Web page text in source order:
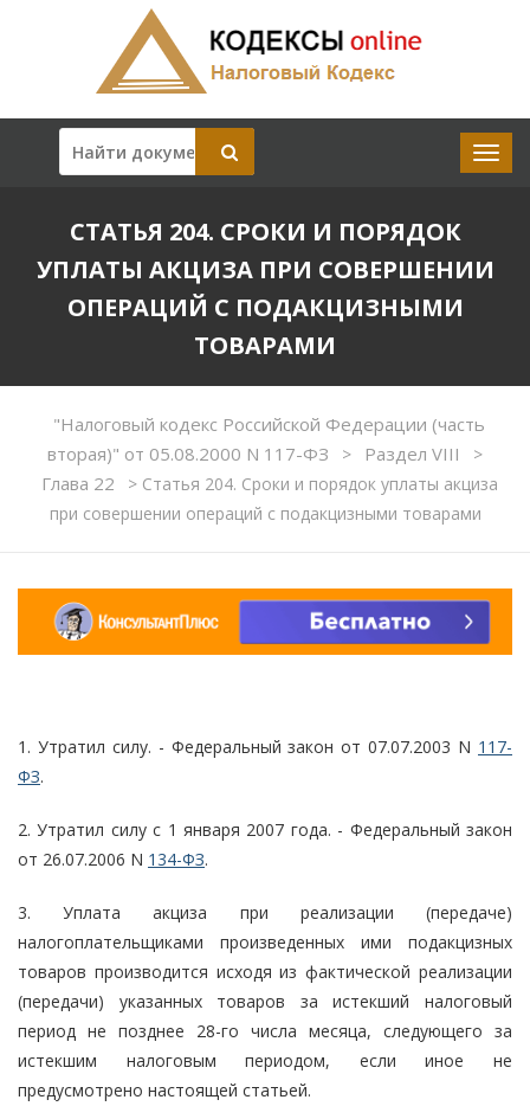
СТАТЬЯ 204. СРОКИ И ПОРЯДОК
УПЛАТЫ АКЦИЗА ПРИ СОВЕРШЕНИИ
ОПЕРАЦИЙ С ПОДАКЦИЗНЫМИ
ТОВАРАМИ
"Налоговый кодекс Российской Федерации (часть
вторая)" от 05.08.2000 N 117-ФЗ
> Раздел VIII >
Глава 22 >Статья 204. Сроки и порядок уплаты акциза
при совершении операций с подакцизными товарами
1. Утратил силу. - Федеральный закон от 07.07.2003 N 117-
ФЗ.
2. Утратил силу с 1 января 2007 года. - Федеральный закон
от 26.07.2006 N 134-ФЗ.
3. Уплата акциза при реализации (передаче)
налогоплательщиками произведенных ими подакцизных
товаров производится исходя из фактической реализации
(передачи) указанных товаров за истекший налоговый
период не позднее 28-го числа месяца, следующего за
истекшим налоговым периодом, если иное не
предусмотрено настоящей статьей.